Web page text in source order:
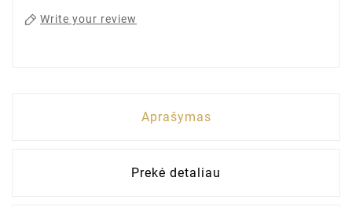
Write your review
Aprašymas
Prekė detaliau